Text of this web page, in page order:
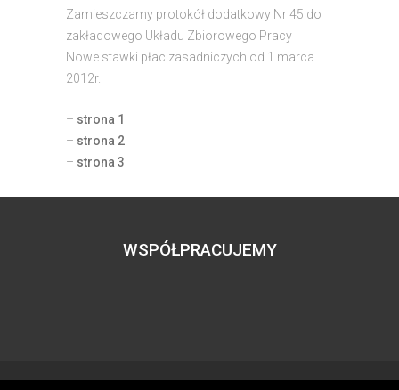
Zamieszczamy protokół dodatkowy Nr 45 do
zakładowego Układu Zbiorowego Pracy
Nowe stawki płac zasadniczych od 1 marca
2012r.
– strona 1
– strona 2
– strona 3
WSPÓŁPRACUJEMY